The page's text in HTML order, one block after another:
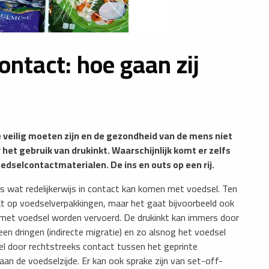
hoe gaan zij
moeten zijn en de gezondheid van de mens niet
gebruik van drukinkt. Waarschijnlijk komt er zelfs
De ins en outs op een rij.
redelijkerwijs in contact kan komen met voedsel. Ten
voedselverpakkingen, maar het gaat bijvoorbeeld ook
voedsel worden vervoerd. De drukinkt kan immers door
dringen (indirecte migratie) en zo alsnog het voedsel
door rechtstreeks contact tussen het geprinte
de voedselzijde. Er kan ook sprake zijn van set-off-